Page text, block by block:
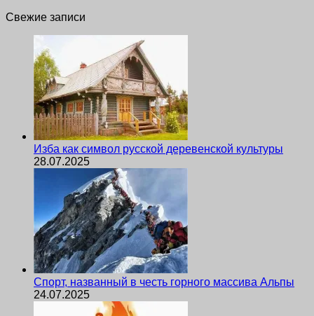
Свежие записи
Изба как символ русской деревенской культуры
28.07.2025
Спорт, названный в честь горного массива Альпы
24.07.2025